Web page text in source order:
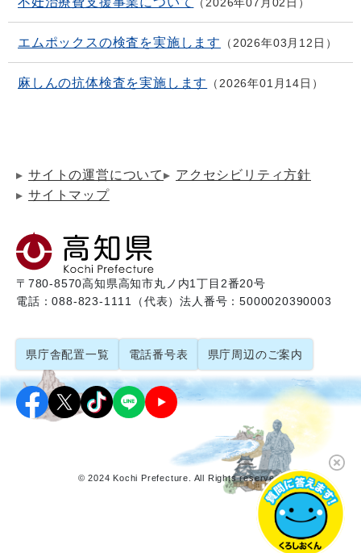
エムポックスの検査を実施します 2026年03月12日
麻しんの抗体検査を実施します 2026年01月14日
サイトの運営について
アクセシビリティ方針
サイトマップ
〒780-8570高知県高知市丸ノ内1丁目2番20号
電話：088-823-1111（代表）法人番号：5000020390003
県庁舎配置一覧 電話番号表 県庁周辺のご案内
© 2024 Kochi Prefecture. All Rights reserved.